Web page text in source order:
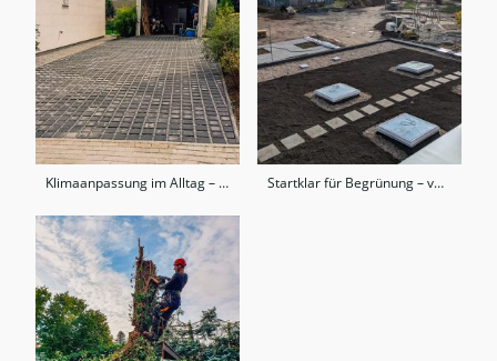
Klimaanpassung im Alltag – versickerungsfähige Pflasterung für private Flächen Startklar für Begrünung – vorbereitetes Flachdach mit Lichtkuppeln